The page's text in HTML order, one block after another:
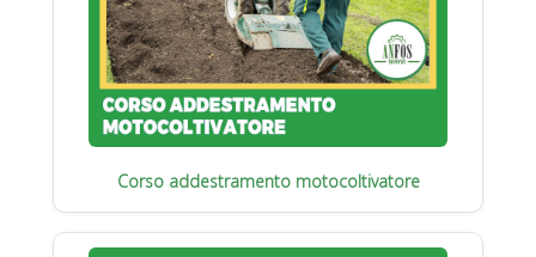
Corso addestramento motocoltivatore